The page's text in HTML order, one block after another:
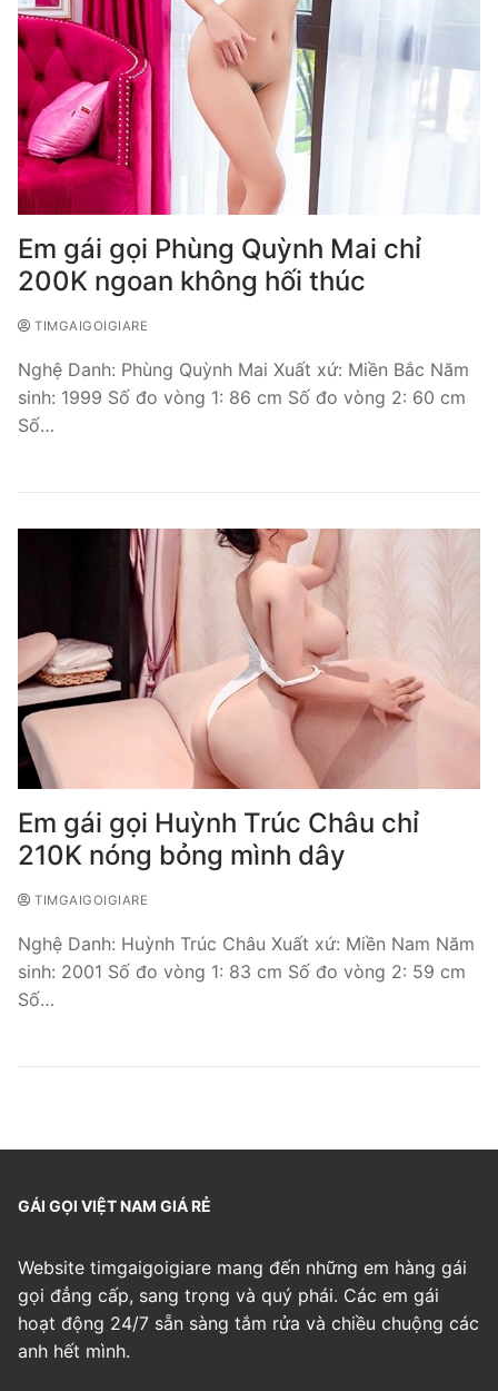
Em gái gọi Phùng Quỳnh Mai chỉ
200K ngoan không hối thúc
TIMGAIGOIGIARE
Nghệ Danh: Phùng Quỳnh Mai Xuất xứ: Miền Bắc Năm
sinh: 1999 Số đo vòng 1: 86 cm Số đo vòng 2: 60 cm
Số…
Em gái gọi Huỳnh Trúc Châu chỉ
210K nóng bỏng mình dây
TIMGAIGOIGIARE
Nghệ Danh: Huỳnh Trúc Châu Xuất xứ: Miền Nam Năm
sinh: 2001 Số đo vòng 1: 83 cm Số đo vòng 2: 59 cm
Số…
GÁI GỌI VIỆT NAM GIÁ RẺ
Website timgaigoigiare mang đến những em hàng gái
gọi đẳng cấp, sang trọng và quý phái. Các em gái
hoạt động 24/7 sẵn sàng tắm rửa và chiều chuộng các
anh hết mình.